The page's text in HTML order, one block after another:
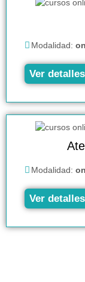
Modalidad:
Ver
Modalidad:
Ver